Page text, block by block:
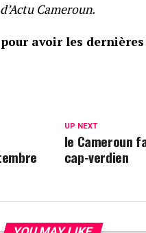
Cameroun.
avoir les
UP NEXT
le Cameroun
cap-verdien